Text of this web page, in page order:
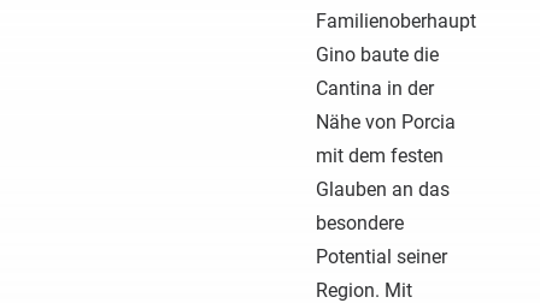
Familienoberhaupt
Gino baute die
Cantina in der
Nähe von Porcia
mit dem festen
Glauben an das
besondere
Potential seiner
Region. Mit